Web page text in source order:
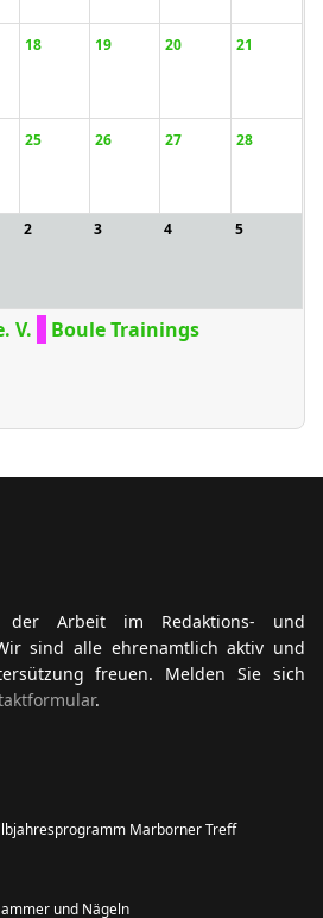
18 19 20 21
25 26 27 28
2 3 4 5
V.
Boule Trainings
Arbeit im Redaktions- und
sind alle ehrenamtlich aktiv und
freuen. Melden Sie sich
.
Marborner Treff
und Nägeln